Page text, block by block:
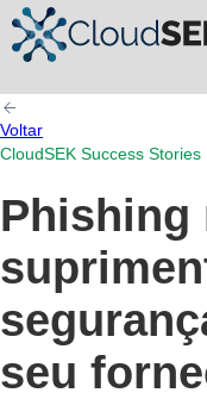
Voltar
CloudSEK Success Stories
Phishing
seu